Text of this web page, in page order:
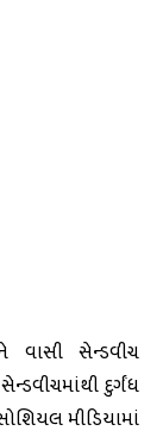
વાસી સેન્ડવીચ
દુર્ગંધ
મીડિયામાં